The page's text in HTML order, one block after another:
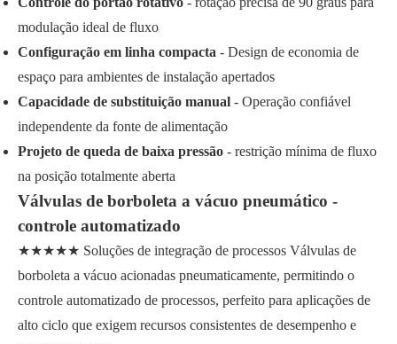
modulação ideal de fluxo
Configuração em linha compacta - Design de economia de
espaço para ambientes de instalação apertados
Capacidade de substituição manual - Operação confiável
independente da fonte de alimentação
Projeto de queda de baixa pressão - restrição mínima de fluxo
na posição totalmente aberta
Válvulas de borboleta a vácuo pneumático -
controle automatizado
★★★★★ Soluções de integração de processos Válvulas de
borboleta a vácuo acionadas pneumaticamente, permitindo o
controle automatizado de processos, perfeito para aplicações de
alto ciclo que exigem recursos consistentes de desempenho e